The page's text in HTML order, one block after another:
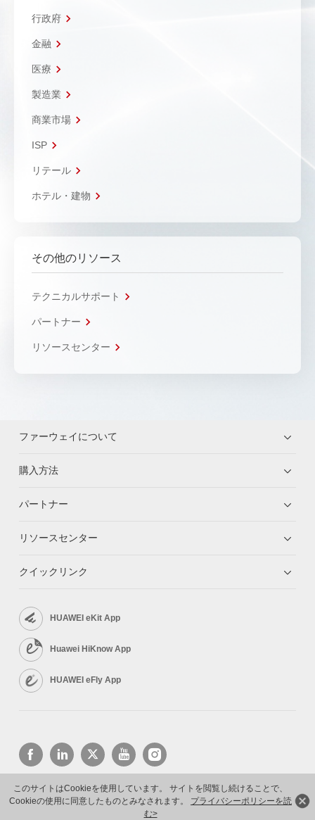
このサイトはCookieを使用しています。 サイトを閲覧し続けることで、
Cookieの使用に同意したものとみなされます。 プライバシーポリシーを読
む>
行政府
金融
医療
製造業
商業市場
ISP
リテール
ホテル・建物
その他のリソース
テクニカルサポート
パートナー
リソースセンター
ファーウェイについて
購入方法
パートナー
リソースセンター
クイックリンク
HUAWEI eKit App
Huawei HiKnow App
HUAWEI eFly App
Copyright © 2026 Huawei Technologies Co., Ltd. All rights reserved.
プライバシーポリシー